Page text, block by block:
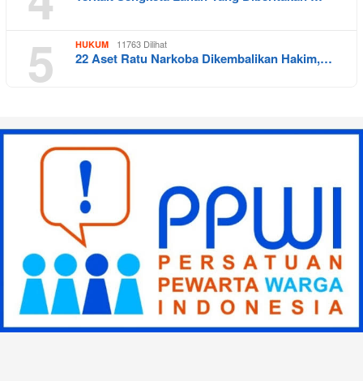
5 HUKUM 11763 Dilihat
22 Aset Ratu Narkoba Dikembalikan Hakim,…